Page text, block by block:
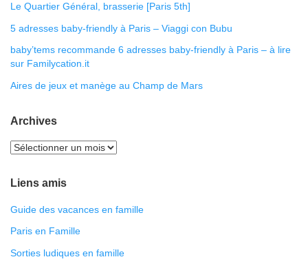
Le Quartier Général, brasserie [Paris 5th]
5 adresses baby-friendly à Paris – Viaggi con Bubu
baby’tems recommande 6 adresses baby-friendly à Paris – à lire
sur Familycation.it
Aires de jeux et manège au Champ de Mars
Archives
Liens amis
Guide des vacances en famille
Paris en Famille
Sorties ludiques en famille